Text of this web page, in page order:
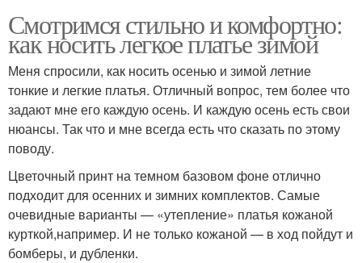
Смотримся стильно и комфортно:
как носить легкое платье зимой
Меня спросили, как носить осенью и зимой летние
тонкие и легкие платья. Отличный вопрос, тем более что
задают мне его каждую осень. И каждую осень есть свои
нюансы. Так что и мне всегда есть что сказать по этому
поводу.
Цветочный принт на темном базовом фоне отлично
подходит для осенних и зимних комплектов. Самые
очевидные варианты — «утепление» платья кожаной
курткой,например. И не только кожаной — в ход пойдут и
бомберы, и дубленки.